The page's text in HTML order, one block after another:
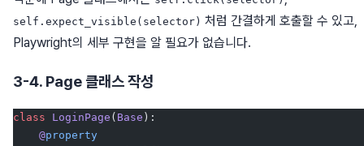
self.expect_visible(selector) 처럼 간결하게 호출할 수 있고,
Playwright의 세부 구현을 알 필요가 없습니다.
3-4. Page 클래스 작성
class LoginPage ( Base ):
    @
property